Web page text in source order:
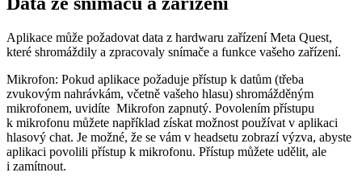
Aplikace může požadovat data z hardwaru zařízení Meta Quest,
které shromáždily a zpracovaly snímače a funkce vašeho zařízení.
Mikrofon: Pokud aplikace požaduje přístup k datům (třeba
zvukovým nahrávkám, včetně vašeho hlasu) shromážděným
mikrofonem, uvidíte Mikrofon zapnutý. Povolením přístupu
k mikrofonu můžete například získat možnost používat v aplikaci
hlasový chat. Je možné, že se vám v headsetu zobrazí výzva, abyste
aplikaci povolili přístup k mikrofonu. Přístup můžete udělit, ale
i zamítnout.